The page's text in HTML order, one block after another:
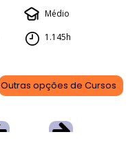
Médio
1.145h
Outras opções de Cursos